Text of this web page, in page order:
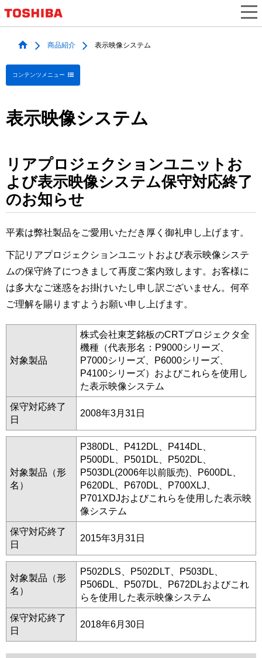
商品紹介 表示映像システム
コンテンツメニュー
表示映像システム
リアプロジェクションユニットお
よび表示映像システム保守対応終了
のお知らせ
平素は弊社製品をご愛用いただき厚く御礼申し上げます。
下記リアプロジェクションユニットおよび表示映像システ
ムの保守終了につきまして再度ご案内致します。お客様に
は多大なご迷惑をお掛けいたし申し訳ございません。何卒
ご理解を賜りますようお願い申し上げます。
対象製品
株式会社東芝銘板のCRTプロジェクタ全
機種（代表形名：P9000シリーズ、
P7000シリーズ、P6000シリーズ、
P4100シリーズ）およびこれらを使用し
た表示映像システム
保守対応終了
日
2008年3月31日
対象製品（形
名）
P380DL、P412DL、P414DL、
P500DL、P501DL、P502DL、
P503DL(2006年以前販売)、P600DL、
P620DL、P670DL、P700XLJ、
P701XDJおよびこれらを使用した表示映
像システム
保守対応終了
日
2015年3月31日
対象製品（形
名）
P502DLS、P502DLT、P503DL、
P506DL、P507DL、P672DLおよびこれ
らを使用した表示映像システム
保守対応終了
日
2018年6月30日